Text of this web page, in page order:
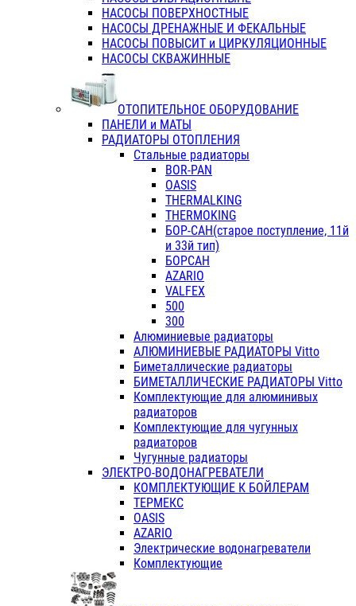
НАСОСЫ ПОВЕРХНОСТНЫЕ
НАСОСЫ ДРЕНАЖНЫЕ И ФЕКАЛЬНЫЕ
НАСОСЫ ПОВЫСИТ и ЦИРКУЛЯЦИОННЫЕ
НАСОСЫ СКВАЖИННЫЕ
ОТОПИТЕЛЬНОЕ ОБОРУДОВАНИЕ
ПАНЕЛИ и МАТЫ
РАДИАТОРЫ ОТОПЛЕНИЯ
Стальные радиаторы
BOR-PAN
OASIS
THERMALKING
THERMOKING
БОР-САН(старое поступление, 11й
и 33й тип)
БОРСАН
AZARIO
VALFEX
500
300
Алюминиевые радиаторы
АЛЮМИНИЕВЫЕ РАДИАТОРЫ Vitto
Биметаллические радиаторы
БИМЕТАЛЛИЧЕСКИЕ РАДИАТОРЫ Vitto
Комплектующие для алюминивых
радиаторов
Комплектующие для чугунных
радиаторов
Чугунные радиаторы
ЭЛЕКТРО-ВОДОНАГРЕВАТЕЛИ
КОМПЛЕКТУЮЩИЕ К БОЙЛЕРАМ
ТЕРМЕКС
OASIS
AZARIO
Электрические водонагреватели
Комплектующие